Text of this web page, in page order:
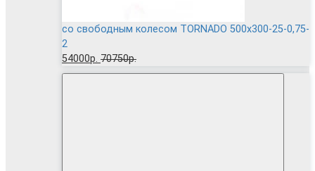
cо свободным колесом TORNADO 500x300-25-0,75-
2
54000р. 70750р.